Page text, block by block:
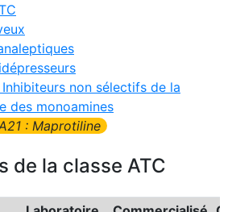
non sélectifs de la
des monoamines
: Maprotiline
de la classe ATC